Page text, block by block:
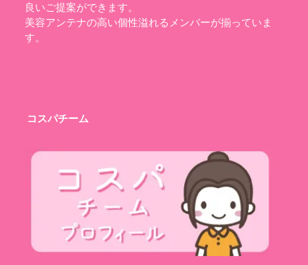
良いご提案ができます。
美容アンテナの高い個性溢れるメンバーが揃っていま
す。
コスパチーム